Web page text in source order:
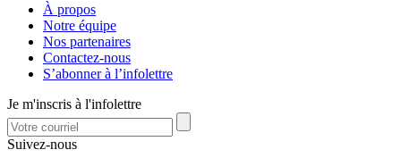
À propos
Notre équipe
Nos partenaires
Contactez-nous
S’abonner à l’infolettre
Je m'inscris à l'infolettre
Suivez-nous